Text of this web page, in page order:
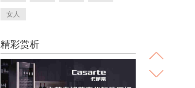
女人
精彩赏析